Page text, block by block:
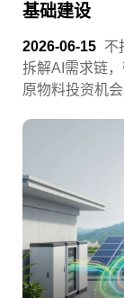
基础建设
2026-06-15 不
拆解AI需求链
原物料投资机会